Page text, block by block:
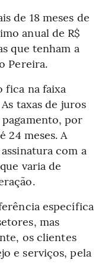
de 18 meses de
anual de R$
que tenham a
Pereira.
fica na faixa
taxas de juros
pagamento, por
24 meses. A
com a
varia de
específica
mas
os clientes
e serviços, pela